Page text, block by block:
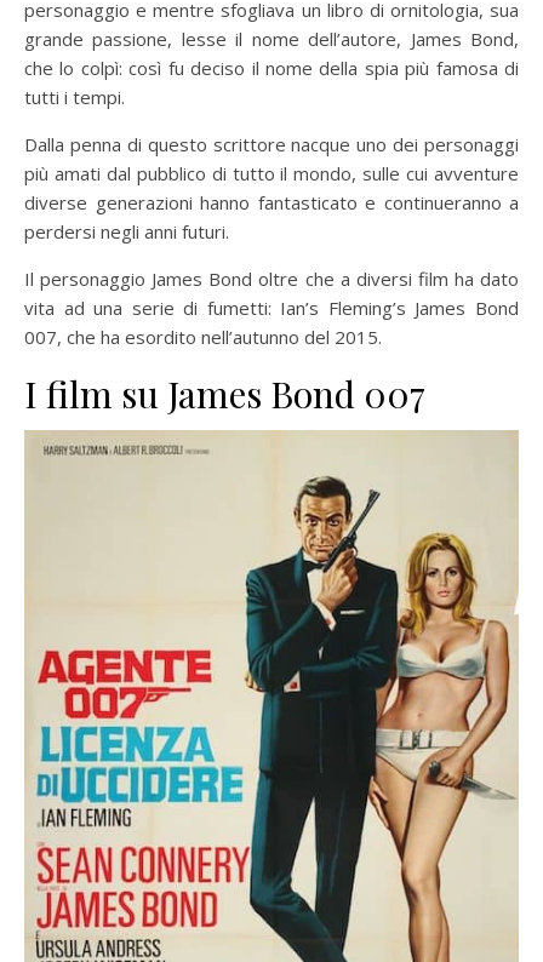
personaggio e mentre sfogliava un libro di ornitologia, sua
grande passione, lesse il nome dell’autore, James Bond,
che lo colpì: così fu deciso il nome della spia più famosa di
tutti i tempi.
Dalla penna di questo scrittore nacque uno dei personaggi
più amati dal pubblico di tutto il mondo, sulle cui avventure
diverse generazioni hanno fantasticato e continueranno a
perdersi negli anni futuri.
Il personaggio James Bond oltre che a diversi film ha dato
vita ad una serie di fumetti: Ian’s Fleming’s James Bond
007, che ha esordito nell’autunno del 2015.
I film su James Bond 007